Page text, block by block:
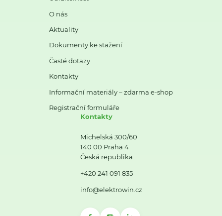
O nás
Aktuality
Dokumenty ke stažení
Časté dotazy
Kontakty
Informační materiály – zdarma e-shop
Registrační formuláře
Kontakty
Michelská 300/60
140 00 Praha 4
Česká republika
+420 241 091 835
info@elektrowin.cz